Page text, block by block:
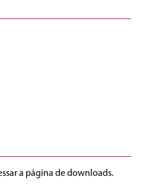
a página de downloads.